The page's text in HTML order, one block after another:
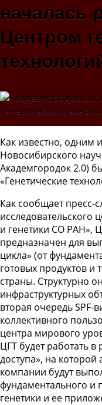
началась
Центром
Как известно, одним
Новосибирского
Академгородок 2.0)
«Генетические
Как сообщает пресс-
исследовательского
и генетики СО РАН»,
предназначен для
цикла» (от
готовых продуктов и
страны. Структурно
инфраструктурных
вторая очередь SPF-
коллективного
центра мирового
ЦГТ будет работать
доступа», на
компании будут
фундаментального и
генетики и ее